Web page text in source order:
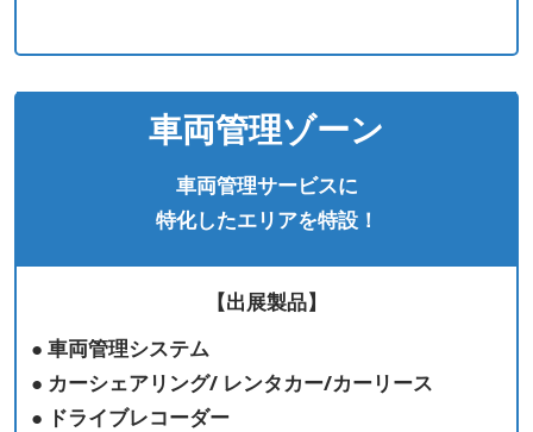
車両管理ゾーン
車両管理サービスに
特化したエリアを特設！
【出展製品】
● 車両管理システム
● カーシェアリング/ レンタカー/カーリース
● ドライブレコーダー